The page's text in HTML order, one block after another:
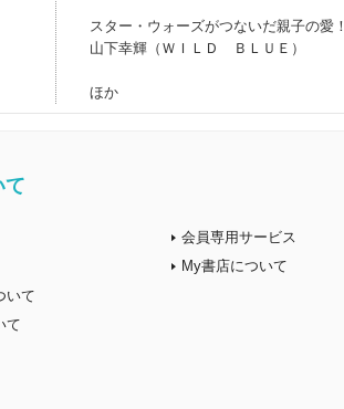
スター・ウォーズがつないだ親子の愛！
山下幸輝（ＷＩＬＤ ＢＬＵＥ）
ほか
て
いて
て
会員専用サービス
My書店について